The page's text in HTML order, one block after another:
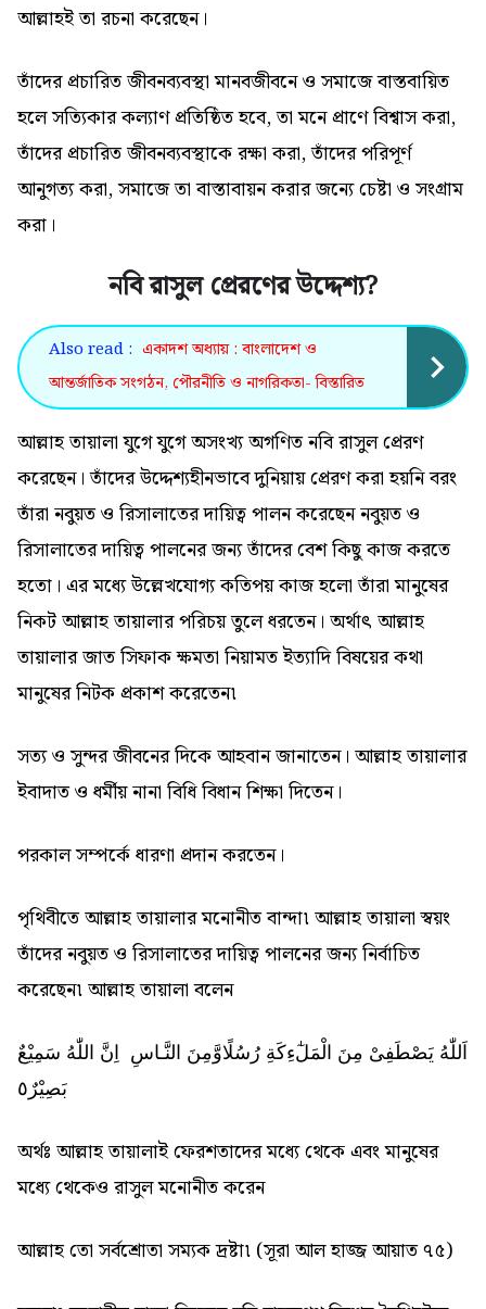
আল্লাহই তা রচনা করেছেন।
তাঁদের প্রচারিত জীবনব্যবস্থা মানবজীবনে ও সমাজে বাস্তবায়িত
হলে সত্যিকার কল্যাণ প্রতিষ্ঠিত হবে, তা মনে প্রাণে বিশ্বাস করা,
তাঁদের প্রচারিত জীবনব্যবস্থাকে রক্ষা করা, তাঁদের পরিপূর্ণ
আনুগত্য করা, সমাজে তা বাস্তাবায়ন করার জন্যে চেষ্টা ও সংগ্রাম
করা।
নবি রাসুল প্রেরণের উদ্দেশ্য?
Also read : একাদশ অধ্যায় : বাংলাদেশ ও
আন্তর্জাতিক সংগঠন, পৌরনীতি ও নাগরিকতা- বিস্তারিত
আল্লাহ তায়ালা যুগে যুগে অসংখ্য অগণিত নবি রাসুল প্রেরণ
করেছেন। তাঁদের উদ্দেশ্যহীনভাবে দুনিয়ায় প্রেরণ করা হয়নি বরং
তাঁরা নবুয়ত ও রিসালাতের দায়িত্ব পালন করেছেন নবুয়ত ও
রিসালাতের দায়িত্ব পালনের জন্য তাঁদের বেশ কিছু কাজ করতে
হতো। এর মধ্যে উল্লেখযোগ্য কতিপয় কাজ হলো তাঁরা মানুষের
নিকট আল্লাহ তায়ালার পরিচয় তুলে ধরতেন। অর্থাৎ আল্লাহ
তায়ালার জাত সিফাক ক্ষমতা নিয়ামত ইত্যাদি বিষয়ের কথা
মানুষের নিটক প্রকাশ করেতেন৷
সত্য ও সুন্দর জীবনের দিকে আহবান জানাতেন। আল্লাহ তায়ালার
ইবাদাত ও ধর্মীয় নানা বিধি বিধান শিক্ষা দিতেন।
পরকাল সম্পর্কে ধারণা প্রদান করতেন।
পৃথিবীতে আল্লাহ তায়ালার মনোনীত বান্দা৷ আল্লাহ তায়ালা স্বয়ং
তাঁদের নবুয়ত ও রিসালাতের দায়িত্ব পালনের জন্য নির্বাচিত
করেছেন৷ আল্লাহ তায়ালা বলেন
اَللّٰهُ يَصْطَفِىْ مِنَ الْمَلٰٓءِكَةِ رُسُلًاوَّمِنَ النَّـاسِ اِنَّ اللّٰهُ سَمِيْعٌ
بَصِيْرٌ٥
অর্থঃ আল্লাহ তায়ালাই ফেরশতাদের মধ্যে থেকে এবং মানুষের
মধ্যে থেকেও রাসুল মনোনীত করেন
আল্লাহ তো সর্বশ্রোতা সম্যক দ্রষ্টা৷ (সূরা আল হাজ্জ আয়াত ৭৫)